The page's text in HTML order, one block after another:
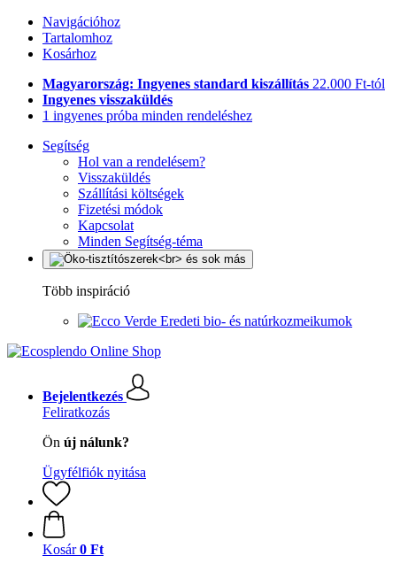
Navigációhoz
Tartalomhoz
Kosárhoz
Magyarország: Ingyenes standard kiszállítás 22.000 Ft-tól
Ingyenes visszaküldés
1 ingyenes próba minden rendeléshez
Segítség
Hol van a rendelésem?
Visszaküldés
Szállítási költségek
Fizetési módok
Kapcsolat
Minden Segítség-téma
Több inspiráció
Eredeti bio- és natúrkozmeikumok
Bejelentkezés
Feliratkozás
Ön új nálunk?
Ügyfélfiók nyitása
Kosár 0 Ft